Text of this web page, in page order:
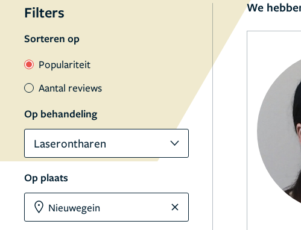
Filters
Sorteren op
Populariteit
Aantal reviews
Op behandeling
Laserontharen
Op plaats
We